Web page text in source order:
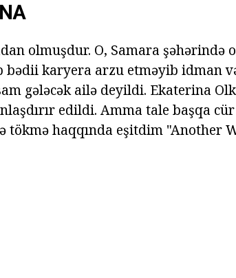
olmuşdur. O, Samara şəhərində
bədii karyera arzu etməyib idman
gələcək ailə deyildi. Ekaterina
edildi. Amma tale başqa
tökmə haqqında eşitdim "Another